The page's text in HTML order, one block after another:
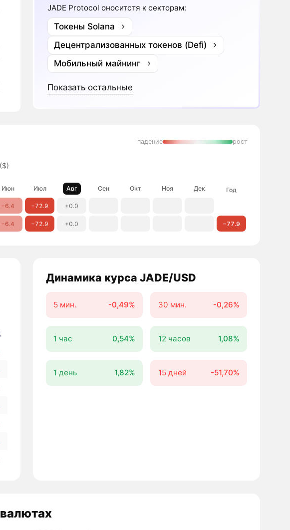
JADE Protocol оноситстя к секторам:
Токены Solana
Децентрализованных токенов (Defi)
Мобильный майнинг
Показать остальные
падение рост
Июн Июл Авг Сен Окт Ноя Дек Год
−6.4 −72.9 +0.0
−6.4 −72.9 +0.0 −77.9
Динамика курса JADE/USD
5 мин. -0,49% 30 мин. -0,26%
1 час 0,54% 12 часов 1,08%
1 день 1,82% 15 дней -51,70%